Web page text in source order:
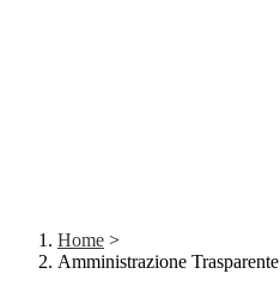
Home >
Amministrazione Trasparente